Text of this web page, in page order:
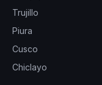
Trujillo
Piura
Cusco
Chiclayo